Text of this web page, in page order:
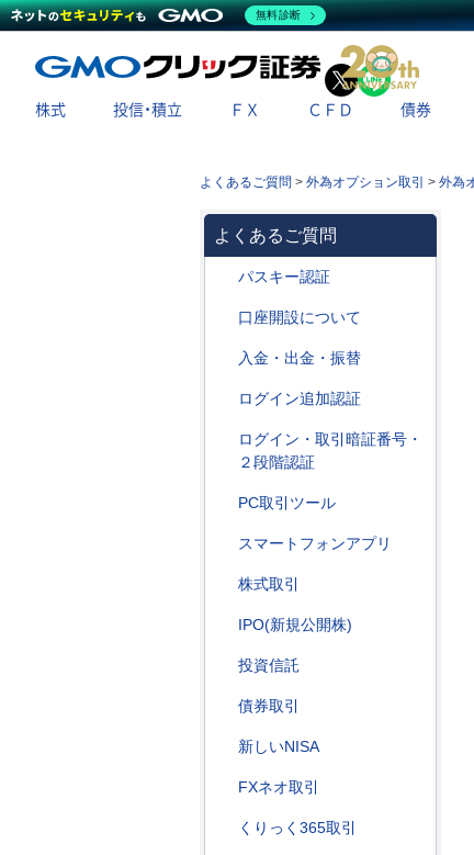
X
株式 投信・積立 ＦＸ ＣＦＤ 債券
よくあるご質問 > 外為オプション取引 > 外為
よくあるご質問
パスキー認証
口座開設について
入金・出金・振替
ログイン追加認証
ログイン・取引暗証番号・
２段階認証
PC取引ツール
スマートフォンアプリ
株式取引
IPO(新規公開株)
投資信託
債券取引
新しいNISA
FXネオ取引
くりっく365取引
無料診断